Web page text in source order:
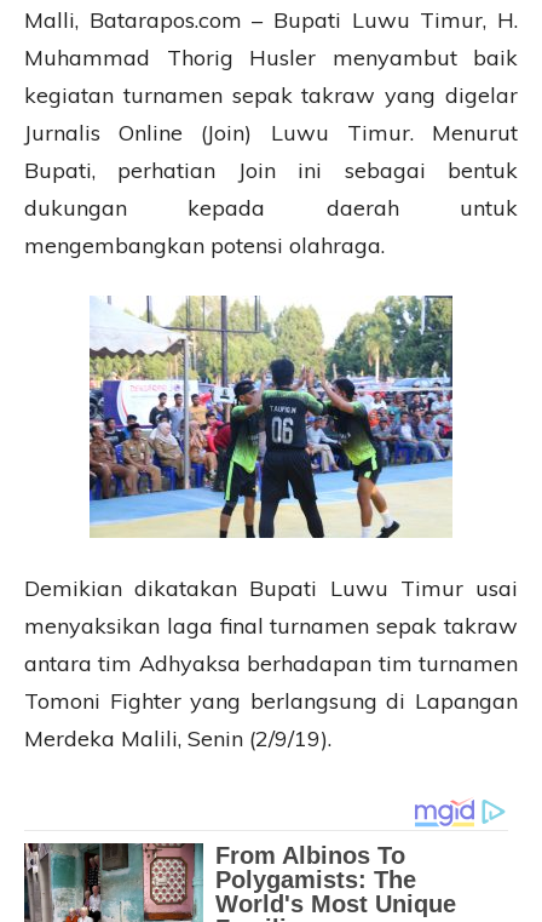
Malli, Batarapos.com – Bupati Luwu Timur, H.
Muhammad Thorig Husler menyambut baik
kegiatan turnamen sepak takraw yang digelar
Jurnalis Online (Join) Luwu Timur. Menurut
Bupati, perhatian Join ini sebagai bentuk
dukungan kepada daerah untuk
mengembangkan potensi olahraga.
Demikian dikatakan Bupati Luwu Timur usai
menyaksikan laga final turnamen sepak takraw
antara tim Adhyaksa berhadapan tim turnamen
Tomoni Fighter yang berlangsung di Lapangan
Merdeka Malili, Senin (2/9/19).